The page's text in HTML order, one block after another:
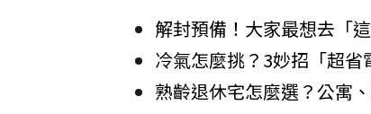
解封預備！大家最想去「
冷氣怎麼挑？3妙招「超省
熟齡退休宅怎麼選？公寓